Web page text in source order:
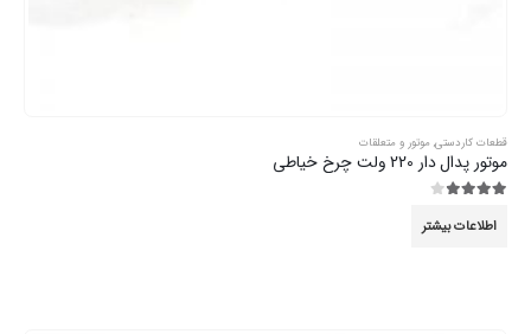
قطعات کاردستی, موتور و متعلقات
موتور پدال دار 220 ولت چرخ خیاطی
اطلاعات بیشتر